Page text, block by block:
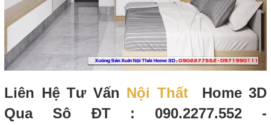
Liên Hệ Tư Vấn Nội ThấtHome 3D
Qua Sô ĐT : 090.2277.552 -